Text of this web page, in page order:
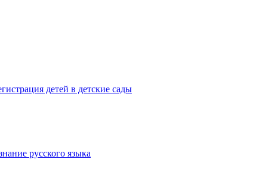
детей в детские сады
русского языка